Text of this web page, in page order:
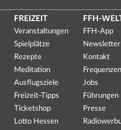
FREIZEIT
Veranstaltungen
Spielplätze
Rezepte
Meditation
Ausflugsziele
Freizeit-Tipps
Ticketshop
Lotto Hessen
FFH-
FFH-App
Newsletter
Kontakt
Frequenzen
Jobs
Führungen
Presse